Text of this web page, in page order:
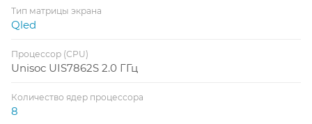
Тип матрицы экрана
Qled
Процессор (CPU)
Unisoc UIS7862S 2.0 ГГц
Количество ядер процессора
8